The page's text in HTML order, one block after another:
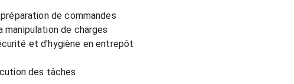
de commandes
manipulation de charges
et d'hygiène en entrepôt
des tâches